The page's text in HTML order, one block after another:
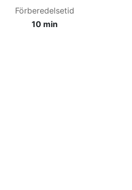
Förberedelsetid
10 min